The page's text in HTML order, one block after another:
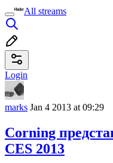
All streams
Login
marks Jan 4 2013 at 09:29
Corning
CES 2013